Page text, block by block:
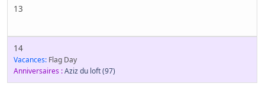
13
14
Vacances: Flag Day
Anniversaires :Aziz du loft(97)